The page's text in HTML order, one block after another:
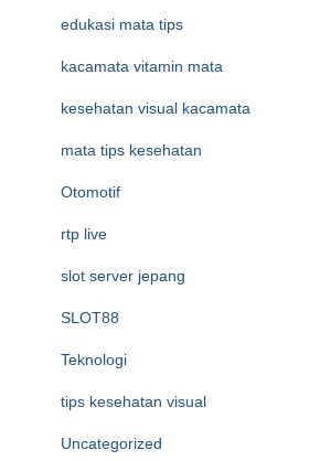
edukasi mata tips
kacamata vitamin mata
kesehatan visual kacamata
mata tips kesehatan
Otomotif
rtp live
slot server jepang
SLOT88
Teknologi
tips kesehatan visual
Uncategorized